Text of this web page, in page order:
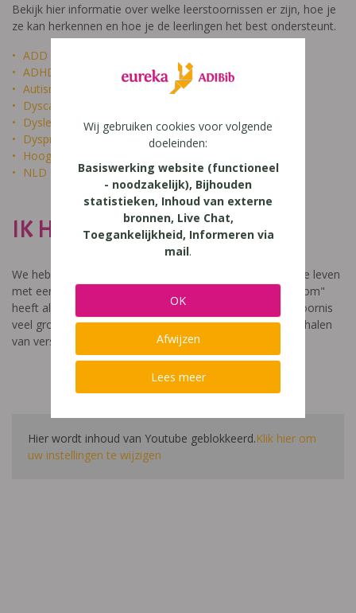
Bekijk hier informatie over welke leerstoornissen er zijn, hoe je
ze kan herkennen en hoe je de leerlingen het best ondersteunt.
ADD
ADHD
Autisme
Dyscalculie
Dyslexie
Dyspraxie
Hoogbegaafdheid
NLD
IK HEET NIET DOM
We hebben een video gemaakt die toont hoe het is om te leven
met een leerstoornis. De film met als titel: "Ik heet niet dom"
heeft als doel aan te tonen dat de impact van een leerstoornis
veel groter is dan enkel wat je ziet in de klas. Je hoort verhalen
van verschillende leerlingen en ouders.
Hier wordt inhoud van Youtube geblokkeerd.Klik hier om
uw instellingen te wijzigen
Wij gebruiken cookies voor volgende
doeleinden:
Basiswerking website (functioneel
- noodzakelijk), Bijhouden
statistieken, Inhoud van externe
bronnen, Live Chat,
Toegankelijkheid, Informeren via
mail.
OK
Afwijzen
Lees meer